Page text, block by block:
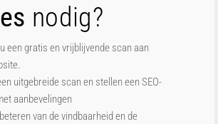
nodig?
een gratis en vrijblijvende scan aan
uitgebreide scan en stellen een SEO-
aanbevelingen
van de vindbaarheid en de